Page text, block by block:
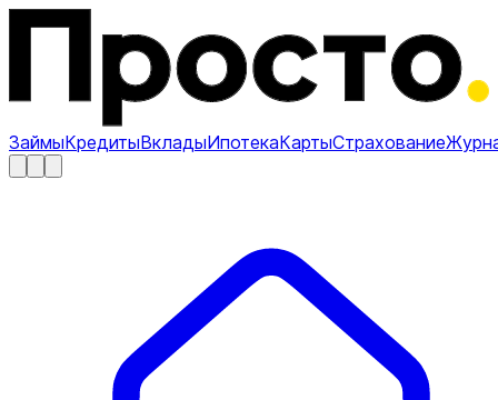
ЗаймыКредитыВкладыИпотекаКартыСтрахование